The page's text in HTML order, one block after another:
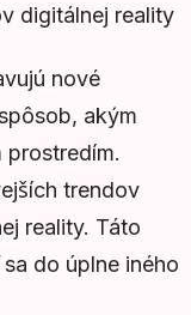
digitálnej reality
nové
akým
prostredím.
trendov
reality. Táto
do úplne iného